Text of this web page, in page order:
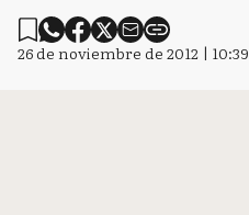
26 de noviembre de 2012 | 10:39